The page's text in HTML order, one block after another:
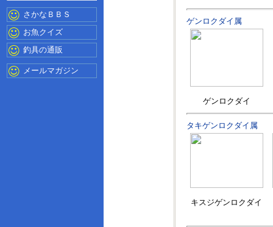
さかなＢＢＳ
お魚クイズ
釣具の通販
メールマガジン
ゲンロクダイ属
ゲンロクダイ
タキゲンロクダイ属
キスジゲンロクダイ